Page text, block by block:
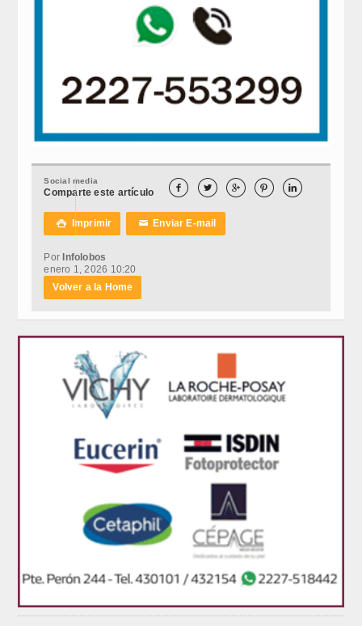
Social media
Comparte este artículo     
 Imprimir ✉Enviar E-mail
Por Infolobos
enero 1, 2026 10:20
Volver a la Home